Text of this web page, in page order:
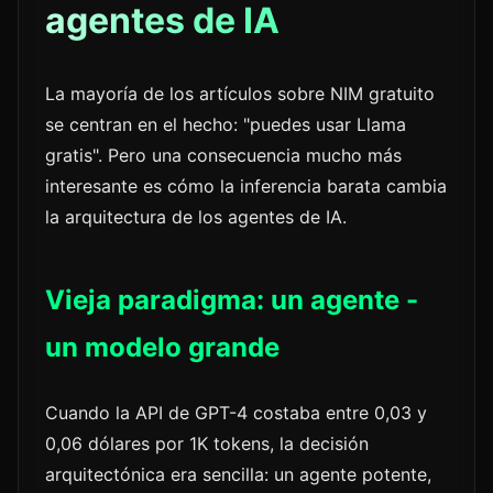
agentes de IA
La mayoría de los artículos sobre NIM gratuito
se centran en el hecho: "puedes usar Llama
gratis". Pero una consecuencia mucho más
interesante es cómo la inferencia barata cambia
la arquitectura de los agentes de IA.
Vieja paradigma: un agente -
un modelo grande
Cuando la API de GPT-4 costaba entre 0,03 y
0,06 dólares por 1K tokens, la decisión
arquitectónica era sencilla: un agente potente,